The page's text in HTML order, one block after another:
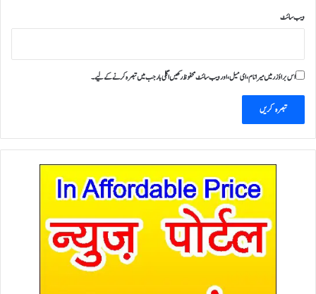
ویب‌ سائٹ
اس براؤزر میں میرا نام، ای میل، اور ویب سائٹ محفوظ رکھیں اگلی بار جب میں تبصرہ کرنے کےلیے۔